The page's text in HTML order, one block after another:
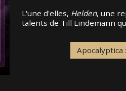
L'une d'elles, Helden, une
talents de Till Lindemann
Apocalyptica